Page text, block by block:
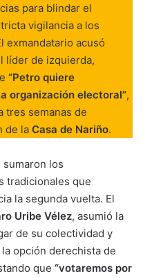
para blindar el
vigilancia a los
exmandatario acusó
líder de izquierda,
“Petro quiere
organización electoral”,
tres semanas de
de la Casa de Nariño.
los
tradicionales que
la segunda vuelta. El
Uribe Vélez, asumió la
de su colectividad y
opción derechista de
que “votaremos por